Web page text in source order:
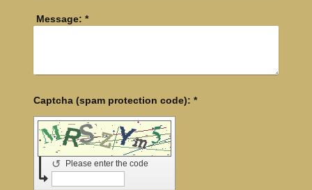
Message: *
Captcha (spam protection code): *
Please enter the code
↺